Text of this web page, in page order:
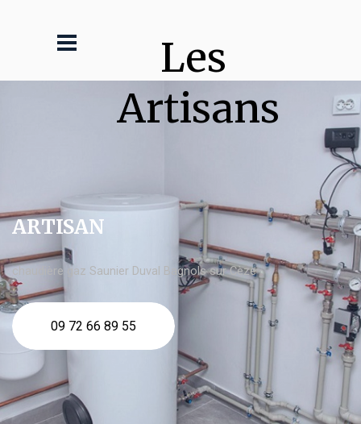
Les
Artisans
ARTISAN
chaudière gaz Saunier Duval Bagnols sur Cèze
09 72 66 89 55